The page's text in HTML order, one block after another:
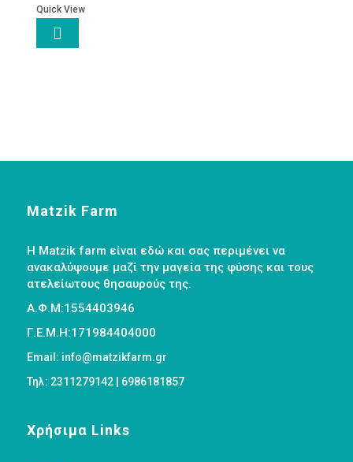
Quick View

Matzik Farm
Η Matzik farm είναι εδώ και σας περιμένει να
ανακαλύψουμε μαζί την μαγεία της φύσης και τους
ατελείωτους θησαυρούς της.
Α.Φ.Μ:1554403946
Γ.Ε.Μ.Η:171984404000
Email: info@matzikfarm.gr
Τηλ: 2311279142 | 6986181857
Χρήσιμα Links